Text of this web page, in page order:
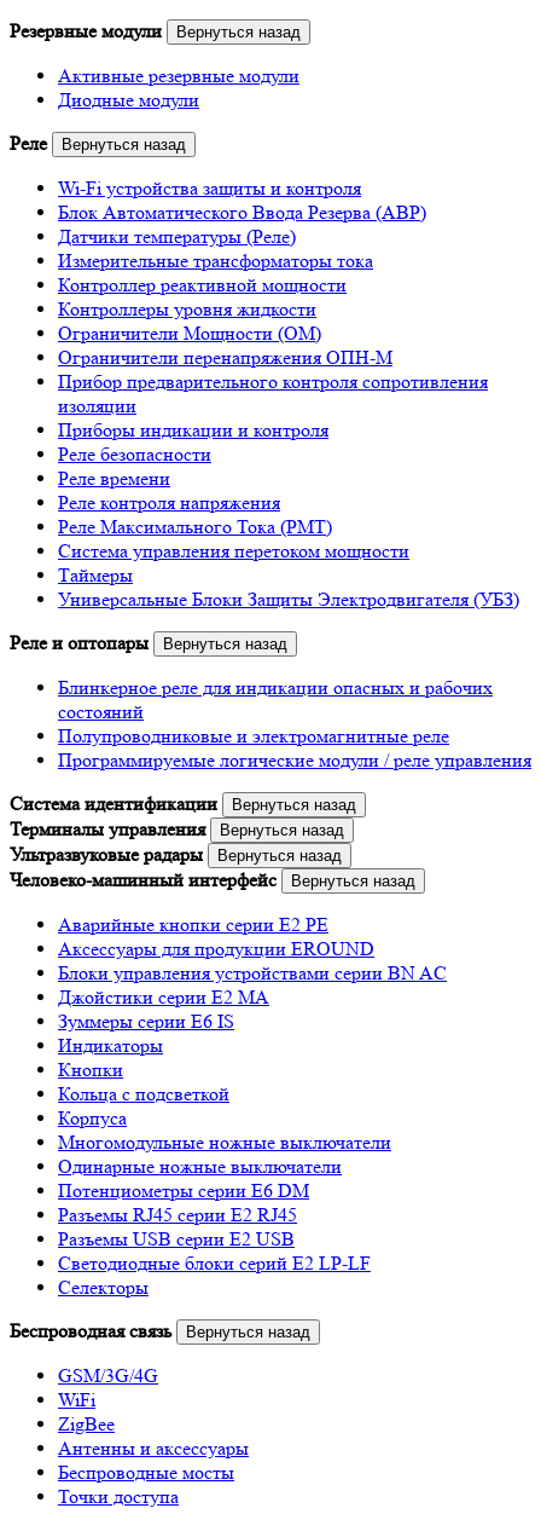
Резервные модули
Вернуться назад
Активные резервные модули
Диодные модули
Реле
Вернуться назад
Wi-Fi устройства защиты и контроля
Блок Автоматического Ввода Резерва (АВР)
Датчики температуры (Реле)
Измерительные трансформаторы тока
Контроллер реактивной мощности
Контроллеры уровня жидкости
Ограничители Мощности (ОМ)
Ограничители перенапряжения ОПН-М
Прибор предварительного контроля сопротивления
изоляции
Приборы индикации и контроля
Реле безопасности
Реле времени
Реле контроля напряжения
Реле Максимального Тока (РМТ)
Система управления перетоком мощности
Таймеры
Универсальные Блоки Защиты Электродвигателя (УБЗ)
Реле и оптопары
Вернуться назад
Блинкерное реле для индикации опасных и рабочих
состояний
Полупроводниковые и электромагнитные реле
Программируемые логические модули / реле управления
Система идентификации
Вернуться назад
Терминалы управления Вернуться назад
Ультразвуковые радары Вернуться назад
Человеко-машинный интерфейс Вернуться назад
Аварийные кнопки серии E2 PE
Аксессуары для продукции EROUND
Блоки управления устройствами серии BN AC
Джойстики серии E2 MA
Зуммеры серии E6 IS
Индикаторы
Кнопки
Кольца с подсветкой
Корпуса
Многомодульные ножные выключатели
Одинарные ножные выключатели
Потенциометры серии E6 DM
Разъемы RJ45 серии E2 RJ45
Разъемы USB серии E2 USB
Светодиодные блоки серий E2 LP-LF
Селекторы
Беспроводная связь
Вернуться назад
GSM/3G/4G
WiFi
ZigBee
Антенны и аксессуары
Беспроводные мосты
Точки доступа